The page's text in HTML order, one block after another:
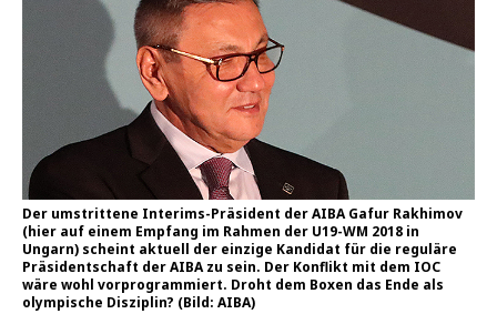
Der umstrit­te­ne Inte­rims-Prä­si­dent der AIBA Gaf­ur Rak­hi­mov
(hier auf einem Emp­fang im Rah­men der U19-WM 2018 in
Ungarn) scheint aktu­ell der ein­zi­ge Kan­di­dat für die regu­lä­re
Prä­si­dent­schaft der AIBA zu sein. Der Kon­flikt mit dem IOC
wäre wohl vor­pro­gram­miert. Droht dem Boxen das Ende als
olym­pi­sche Dis­zi­plin? (Bild: AIBA)